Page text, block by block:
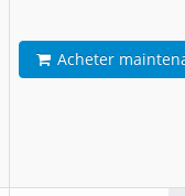
Acheter